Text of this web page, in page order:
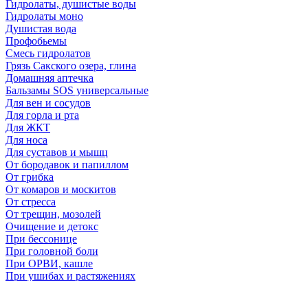
Гидролаты, душистые воды
Гидролаты моно
Душистая вода
Профобьемы
Смесь гидролатов
Грязь Сакского озера, глина
Домашняя аптечка
Бальзамы SOS универсальные
Для вен и сосудов
Для горла и рта
Для ЖКТ
Для носа
Для суставов и мышц
От бородавок и папиллом
От грибка
От комаров и москитов
От стресса
От трещин, мозолей
Очищение и детокс
При бессонице
При головной боли
При ОРВИ, кашле
При ушибах и растяжениях